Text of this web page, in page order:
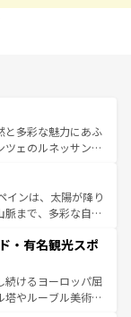
と多彩な魅力にあふ
ツェのルネッサンス
マルフィ海岸の絶
の合間には、本場の
を堪能することも
旅をしてみよう！
インは、太陽が降り
まで、多彩な自然
メンコ、熱気あふ
の一部となってい
気や、バルセロナの
ローマ遺跡や中世
・有名観光スポ
続けるヨーロッパ屈
やルーブル美術館